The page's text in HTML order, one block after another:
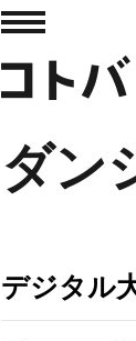
ダン
デジタル